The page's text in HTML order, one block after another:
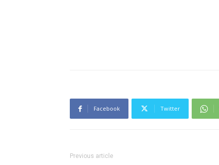
Facebook Twitter
Previous article